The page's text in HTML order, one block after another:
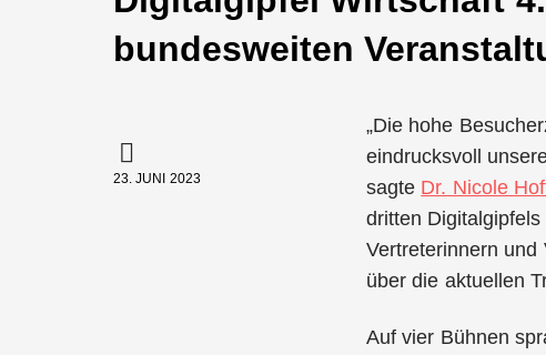
bundesweiten
23. JUNI 2023
„Die hohe
eindrucksvoll
sagte Dr. Nicole
dritten
Vertreterinnern
über die aktuellen
Auf vier Bühnen